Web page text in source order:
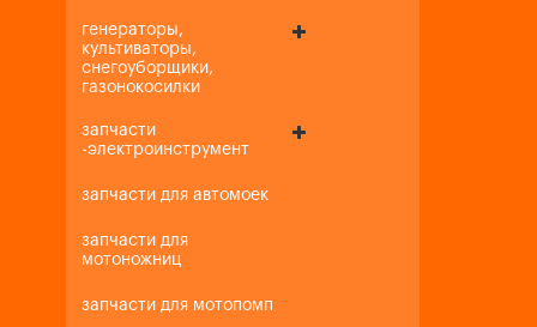
генераторы,
культиваторы,
снегоуборщики,
газонокосилки
запчасти
-электроинструмент
запчасти для автомоек
запчасти для
мотоножниц
запчасти для мотопомп